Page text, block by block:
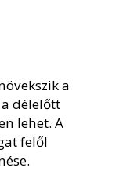
a
délelőtt
lehet. A
felől